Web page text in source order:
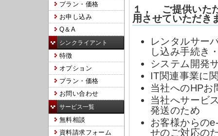
プラン・価格
お申し込み
Q＆A
シンクライアント
特徴
オプション
プラン・価格
お問い合わせ
サービス一覧
無料相談
資料請求フォーム
１， ご提供いた
用させていただき
レンタルサー
し込み手続き
システム開発
IT関連事業に
当社へのHPお
当社へサービ
発送のため
お客様からの
せのご対応の